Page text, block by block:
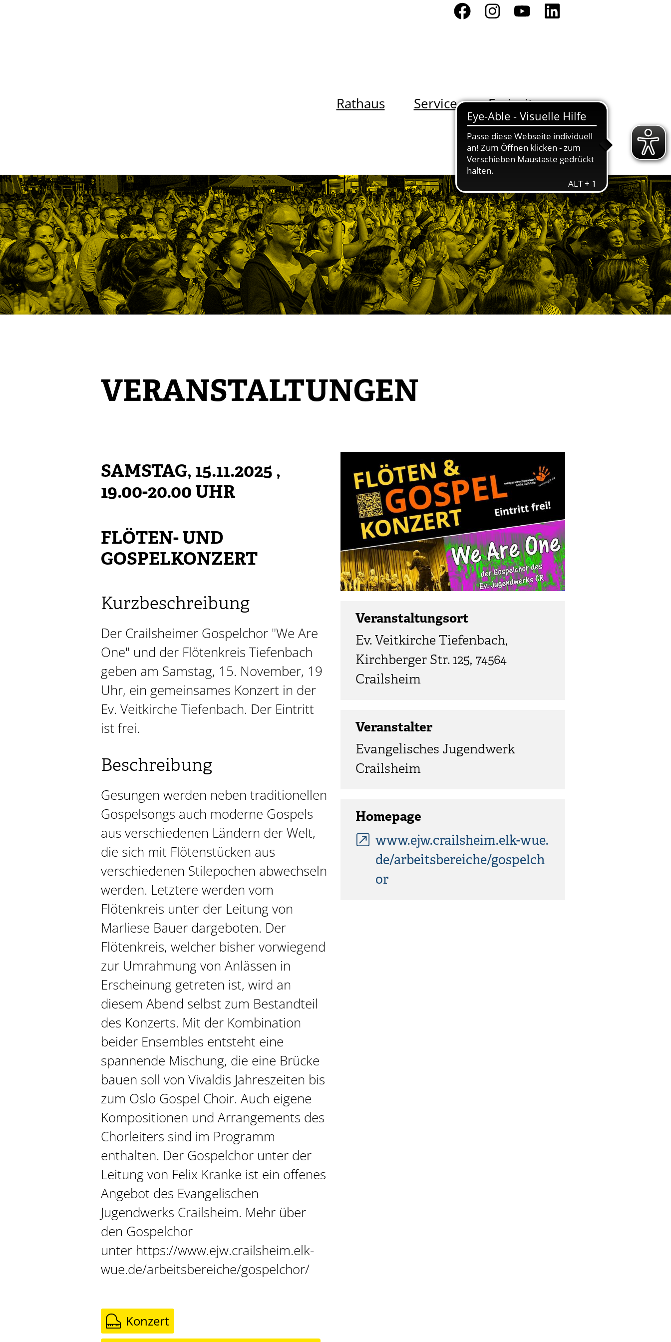
Rathaus Service Freizeit
VERANSTALTUNGEN
SAMSTAG, 15.11.2025 ,
19.00-20.00 UHR
FLÖTEN- UND
GOSPELKONZERT
Kurzbeschreibung
Der Crailsheimer Gospelchor "We Are
One" und der Flötenkreis Tiefenbach
geben am Samstag, 15. November, 19
Uhr, ein gemeinsames Konzert in der
Ev. Veitkirche Tiefenbach. Der Eintritt
ist frei.
Beschreibung
Gesungen werden neben traditionellen
Gospelsongs auch moderne Gospels
aus verschiedenen Ländern der Welt,
die sich mit Flötenstücken aus
verschiedenen Stilepochen abwechseln
werden. Letztere werden vom
Flötenkreis unter der Leitung von
Marliese Bauer dargeboten. Der
Flötenkreis, welcher bisher vorwiegend
zur Umrahmung von Anlässen in
Erscheinung getreten ist, wird an
diesem Abend selbst zum Bestandteil
des Konzerts. Mit der Kombination
beider Ensembles entsteht eine
spannende Mischung, die eine Brücke
bauen soll von Vivaldis Jahreszeiten bis
zum Oslo Gospel Choir. Auch eigene
Kompositionen und Arrangements des
Chorleiters sind im Programm
enthalten. Der Gospelchor unter der
Leitung von Felix Kranke ist ein offenes
Angebot des Evangelischen
Jugendwerks Crailsheim. Mehr über
den Gospelchor
unter https://www.ejw.crailsheim.elk-
wue.de/arbeitsbereiche/gospelchor/
Konzert
Veranstaltungsort
Ev. Veitkirche Tiefenbach,
Kirchberger Str. 125, 74564
Crailsheim
Veranstalter
Evangelisches Jugendwerk
Crailsheim
Homepage
www.ejw.crailsheim.elk-wue.
de/arbeitsbereiche/gospelch
or